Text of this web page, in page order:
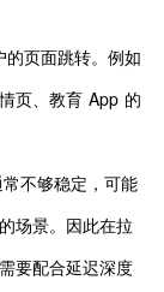
页面跳转。例如
页、教育 App 的
不够稳定，可能
场景。因此在拉
要配合延迟深度